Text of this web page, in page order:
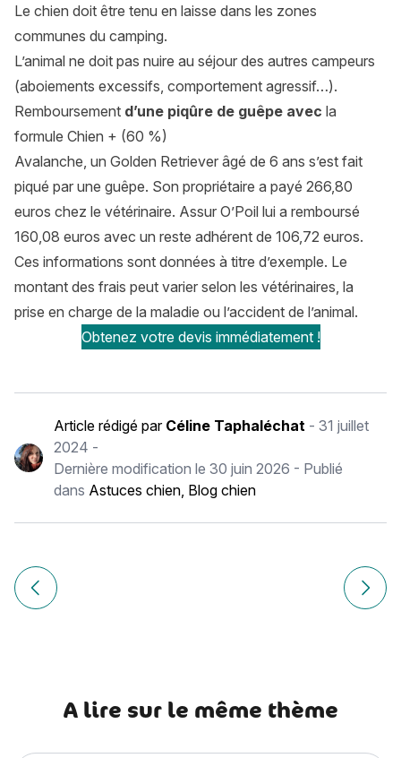
Le chien doit être tenu en laisse dans les zones
communes du camping.
L’animal ne doit pas nuire au séjour des autres campeurs
(aboiements excessifs, comportement agressif…).
Remboursement d’une piqûre de guêpe avec la
formule Chien + (60 %)
Avalanche, un Golden Retriever âgé de 6 ans s’est fait
piqué par une guêpe. Son propriétaire a payé 266,80
euros chez le vétérinaire. Assur O’Poil lui a remboursé
160,08 euros avec un reste adhérent de 106,72 euros.
Ces informations sont données à titre d’exemple. Le
montant des frais peut varier selon les vétérinaires, la
prise en charge de la maladie ou l’accident de l’animal.
Obtenez votre devis immédiatement !
Article rédigé par Céline Taphaléchat -31 juillet
2024 -
Dernière modification le30 juin 2026 - Publié
dans Astuces chien, Blog chien
Navigation
de
Article précédent Bullmastiff : histoire, caractère, Article
A lire sur le même thème